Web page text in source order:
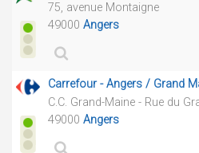
75, avenue Montaigne
49000 Angers
Carrefour - Angers / Grand
C.C. Grand-Maine - Rue du
49000 Angers